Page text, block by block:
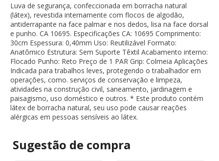
Luva de segurança, confeccionada em borracha natural
(látex), revestida internamente com flocos de algodão,
antiderrapante na face palmar e nos dedos, lisa na face dorsal
e punho. CA 10695. Especificações CA: 10695 Comprimento:
30cm Espessura: 0,40mm Uso: Reutilizável Formato:
Anatômico Estrutura: Sem Suporte Têxtil Acabamento interno:
Flocado Punho: Reto Preço de 1 PAR Grip: Colmeia Aplicações
Indicada para trabalhos leves, protegendo o trabalhador em
operações, como. serviços de conservação e limpeza,
atividades na construção civil, saneamento, jardinagem e
paisagismo, uso doméstico e outros. * Este produto contém
látex de borracha natural, seu uso pode causar reações
alérgicas em pessoas sensíveis ao látex.
Sugestão de compra